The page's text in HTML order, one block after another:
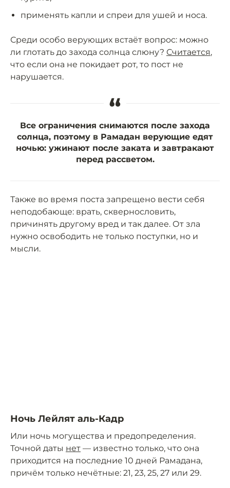
применять капли и спреи для ушей и носа.
Среди особо верующих встаёт вопрос: можно
ли глотать до захода солнца слюну? Считается,
что если она не покидает рот, то пост не
нарушается.
“
Все ограничения снимаются после захода
солнца, поэтому в Рамадан верующие едят
ночью: ужинают после заката и завтракают
перед рассветом.
Также во время поста запрещено вести себя
неподобающе: врать, сквернословить,
причинять другому вред и так далее. От зла
нужно освободить не только поступки, но и
мысли.
Ночь Лейлят аль-Кадр
Или ночь могущества и предопределения.
Точной даты нет — известно только, что она
приходится на последние 10 дней Рамадана,
причём только нечётные: 21, 23, 25, 27 или 29.